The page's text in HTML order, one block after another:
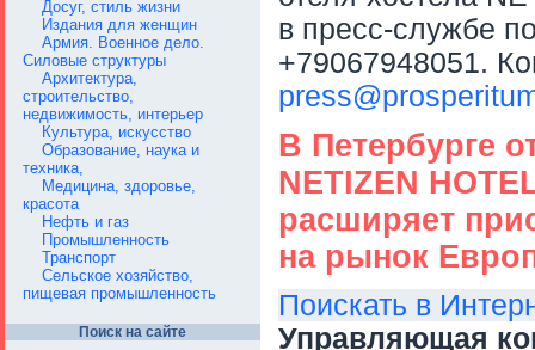
Досуг, стиль жизни
Издания для женщин
Армия. Военное дело.
Силовые структуры
Архитектура,
строительство,
недвижимость, интерьер
Культура, искусство
Образование, наука и
техника,
Медицина, здоровье,
красота
Нефть и газ
Промышленность
Транспорт
Сельское хозяйство,
пищевая промышленность
Поиск на сайте
в пресс-службе
+79067948051.
В Петербурге
NETIZEN
расширяет
на рынок
Поискать в
Управляющая